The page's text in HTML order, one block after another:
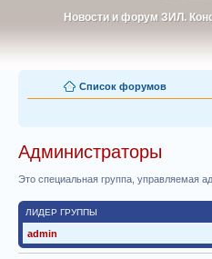
Новости и форум ЗИЛ.
Новости и форум ЗИЛ.
Список форумов
Администраторы
Это специальная группа, управляемая
ЛИДЕР ГРУППЫ
admin